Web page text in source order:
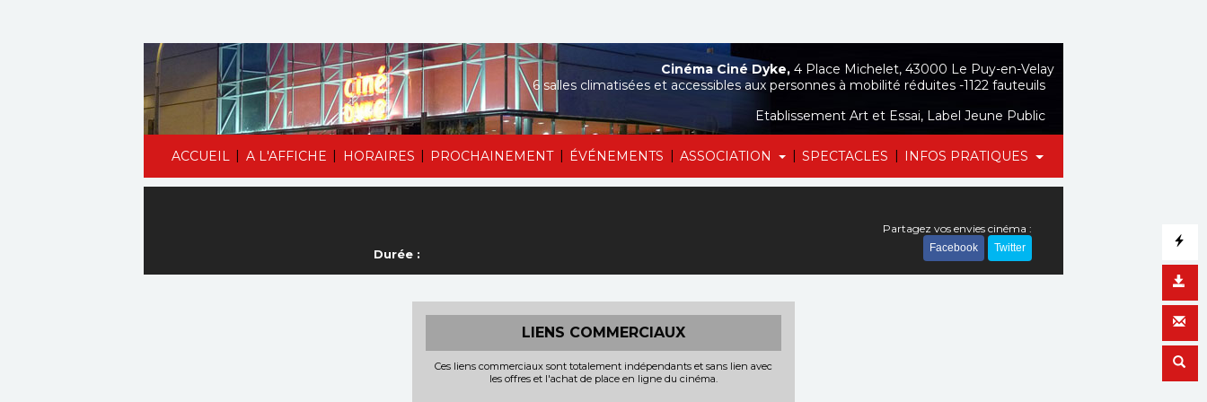
ACCUEIL | A L'AFFICHE | HORAIRES | PROCHAINEMENT | ÉVÉNEMENTS | ASSOCIATION | SPECTACLES | INFOS PRATIQUES
Cinéma Ciné Dyke, 4 Place Michelet, 43000 Le Puy-en-Velay
6 salles climatisées et accessibles aux personnes à mobilité réduites -1122 fauteuils
Etablissement Art et Essai, Label Jeune Public
Durée :
Partagez vos envies cinéma :
Facebook Twitter
LIENS COMMERCIAUX
Ces liens commerciaux sont totalement indépendants et sans lien avec
les offres et l'achat de place en ligne du cinéma.